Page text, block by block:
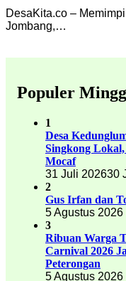
DesaKita.co –
Jombang,…
Populer
1
Desa
Singkong
Mocaf
31 Juli 202630
2
Gus Irfan dan
5 Agustus 2026
3
Ribuan Warga
Carnival 2026
Peterongan
5 Agustus 2026